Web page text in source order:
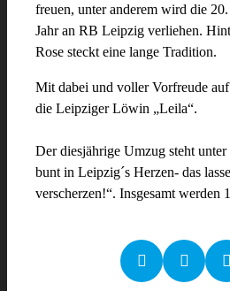
freuen, unter anderem wird die
Jahr an RB Leipzig verliehen.
Rose steckt eine lange Tradition.
Mit dabei und voller Vorfreude
die Leipziger Löwin „Leila“.
Der diesjährige Umzug steht
bunt in Leipzig´s Herzen- das
verscherzen!“. Insgesamt werden